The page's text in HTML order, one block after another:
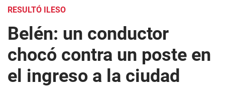
RESULTÓ ILESO
Belén: un conductor
chocó contra un poste en
el ingreso a la ciudad